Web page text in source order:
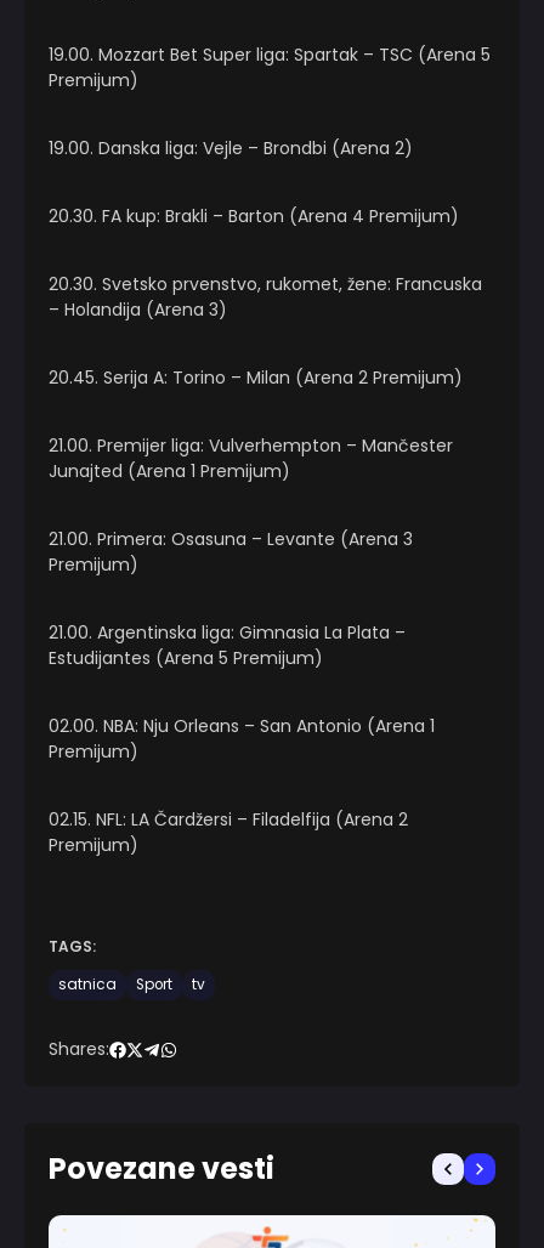
19.00. Mozzart Bet Super liga: Spartak – TSC (Arena 5
Premijum)
19.00. Danska liga: Vejle – Brondbi (Arena 2)
20.30. FA kup: Brakli – Barton (Arena 4 Premijum)
20.30. Svetsko prvenstvo, rukomet, žene: Francuska
– Holandija (Arena 3)
20.45. Serija A: Torino – Milan (Arena 2 Premijum)
21.00. Premijer liga: Vulverhempton – Mančester
Junajted (Arena 1 Premijum)
21.00. Primera: Osasuna – Levante (Arena 3
Premijum)
21.00. Argentinska liga: Gimnasia La Plata –
Estudijantes (Arena 5 Premijum)
02.00. NBA: Nju Orleans – San Antonio (Arena 1
Premijum)
02.15. NFL: LA Čardžersi – Filadelfija (Arena 2
Premijum)
TAGS:
satnica
Sport tv
Shares:
Povezane vesti